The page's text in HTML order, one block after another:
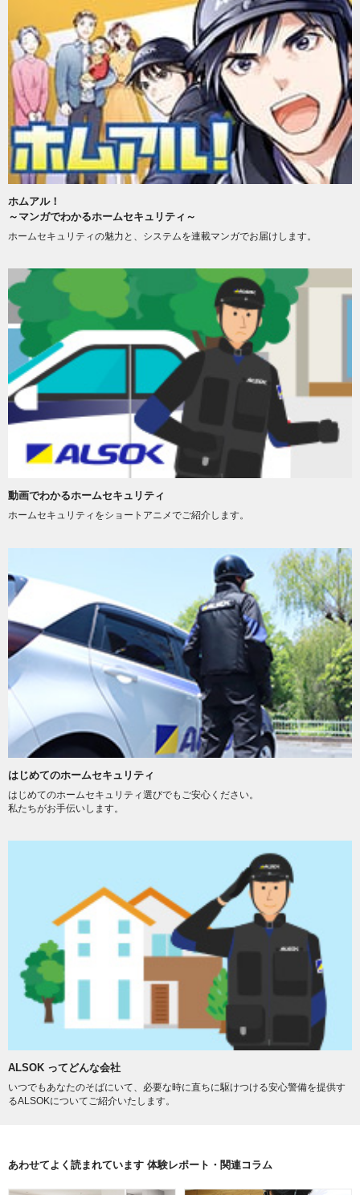
ホムアル！
～マンガでわかるホームセキュリティ～
ホームセキュリティの魅力と、システムを連載マンガでお届けします。
動画でわかるホームセキュリティ
ホームセキュリティをショートアニメでご紹介します。
はじめてのホームセキュリティ
はじめてのホームセキュリティ選びでもご安心ください。
私たちがお手伝いします。
ALSOK ってどんな会社
いつでもあなたのそばにいて、必要な時に直ちに駆けつける安心警備を提供す
るALSOKについてご紹介いたします。
あわせてよく読まれています 体験レポート・関連コラム